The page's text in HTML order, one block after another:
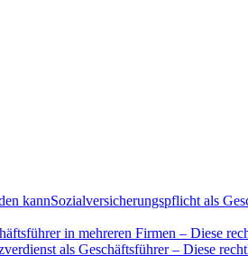
Sozialversicherungspflicht als
in mehreren Firmen – Diese
als Geschäftsführer – Diese